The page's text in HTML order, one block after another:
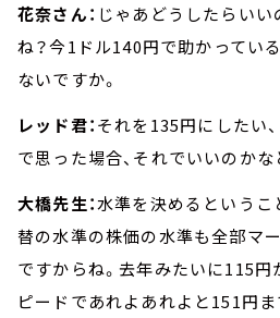
花奈さん： じゃあどうしたらいい
ね？今1ドル140円で助かってい
ないですか。
レッド君：それを135円にしたい
で思った場合、それでいいのかな
大橋先生：水準を決めるというこ
替の水準の株価の水準も全部マ
ですからね。去年みたいに115円
ピードであれよあれよと151円ま